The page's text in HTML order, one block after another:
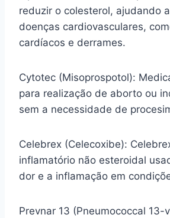
reduzir o colesterol, ajudando
doenças cardiovasculares,
cardíacos e derrames.
Cytotec (Misoprospotol):
para realização de aborto ou
sem a necessidade de
Celebrex (Celecoxibe):
inflamatório não esteroidal
dor e a inflamação em
Prevnar 13 (Pneumococcal 13-